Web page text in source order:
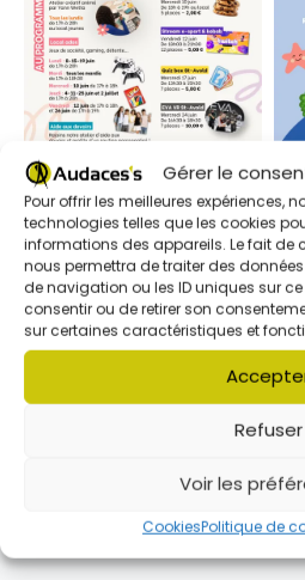
Gérer le
Pour offrir les meilleures expériences,
technologies telles que les cookies
informations des appareils. Le fait de
nous permettra de traiter des
de navigation ou les ID uniques sur ce
consentir ou de retirer son
sur certaines caractéristiques et
Refuser
Voir les
CookiesPolitique de
Publié9 juin 2026
Programme ados juin
Parcourir les articles
LANCEMENT DES ACM POUR